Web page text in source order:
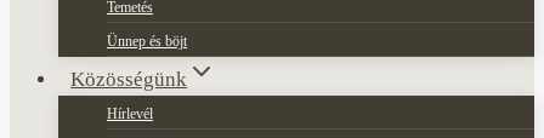
Temetés
Ünnep és böjt
Közösségünk
Hírlevél